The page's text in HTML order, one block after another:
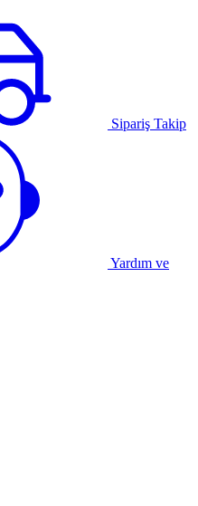
Sipariş Takip
Yardım ve